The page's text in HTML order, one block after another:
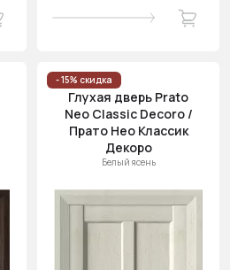
- 15% скидка
Глухая дверь Prato
Neo Classic Decoro /
Прато Нео Классик
Декоро
Белый ясень